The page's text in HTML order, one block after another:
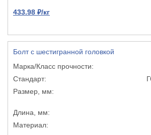
433.98 ₽/кг
Болт с шестигранной головкой